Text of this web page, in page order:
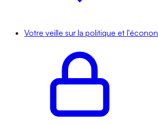
Votre veille sur la politique et